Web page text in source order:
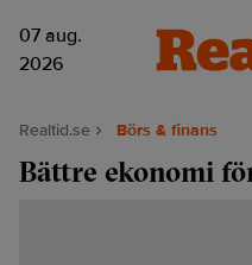
07 aug.
2026
Realtid.se Börs & finans
Bättre ekonomi